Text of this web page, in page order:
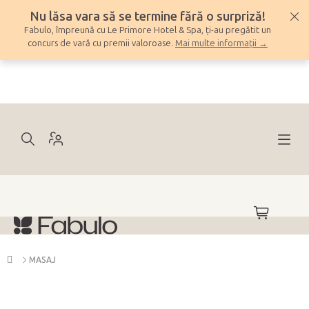
conținut
Nu lăsa vara să se termine fără o surpriză!
Fabulo, împreună cu Le Primore Hotel & Spa, ți-au pregătit un
concurs de vară cu premii valoroase. Mai multe informații →
COŞ
DE
Acasă
MASAJ